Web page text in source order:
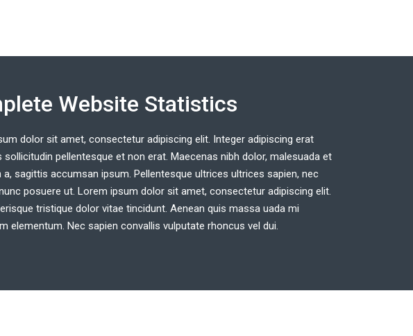
Website Statistics
dolor sit amet, consectetur adipiscing elit. Integer adipiscing erat
sollicitudin pellentesque et non erat. Maecenas nibh dolor, malesuada et
a, sagittis accumsan ipsum. Pellentesque ultrices ultrices sapien, nec
posuere ut. Lorem ipsum dolor sit amet, consectetur adipiscing elit.
tristique dolor vitae tincidunt. Aenean quis massa uada mi
elementum. Nec sapien convallis vulputate rhoncus vel dui.